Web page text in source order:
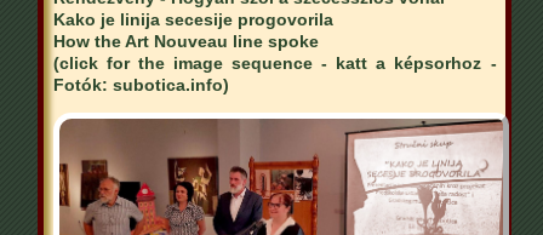
Kako je linija secesije progovorila
How the Art Nouveau line spoke
(click for the image sequence - katt a képsorhoz -
Fotók: subotica.info)